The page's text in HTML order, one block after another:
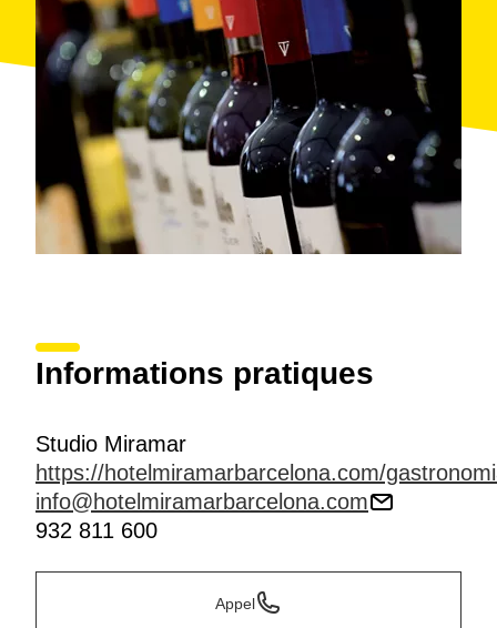
Informations pratiques
Studio Miramar
https://hotelmiramarbarcelona.com/
info@hotelmiramarbarcelona.com
932 811 600
Appel